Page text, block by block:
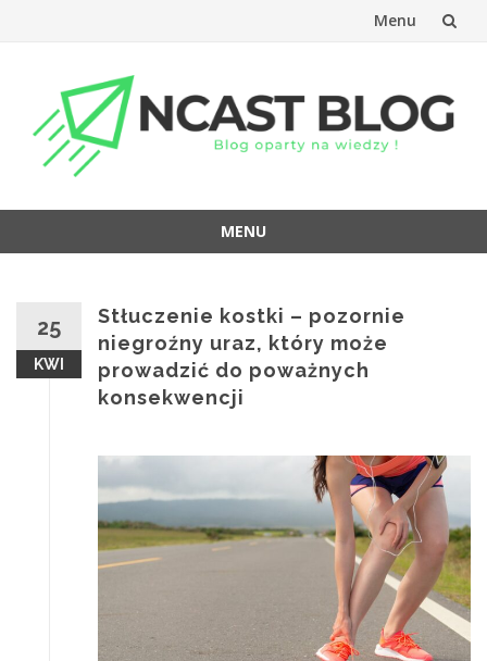
Menu
treści
MENU
25
KWI
Stłuczenie kostki – pozornie
niegroźny uraz, który może
prowadzić do poważnych
konsekwencji